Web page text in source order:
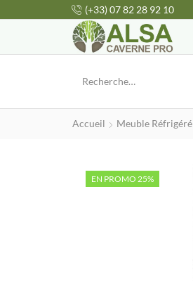
(+33) 07 82 28 92 10
Accueil Meuble Réfrigéré
EN PROMO 25%